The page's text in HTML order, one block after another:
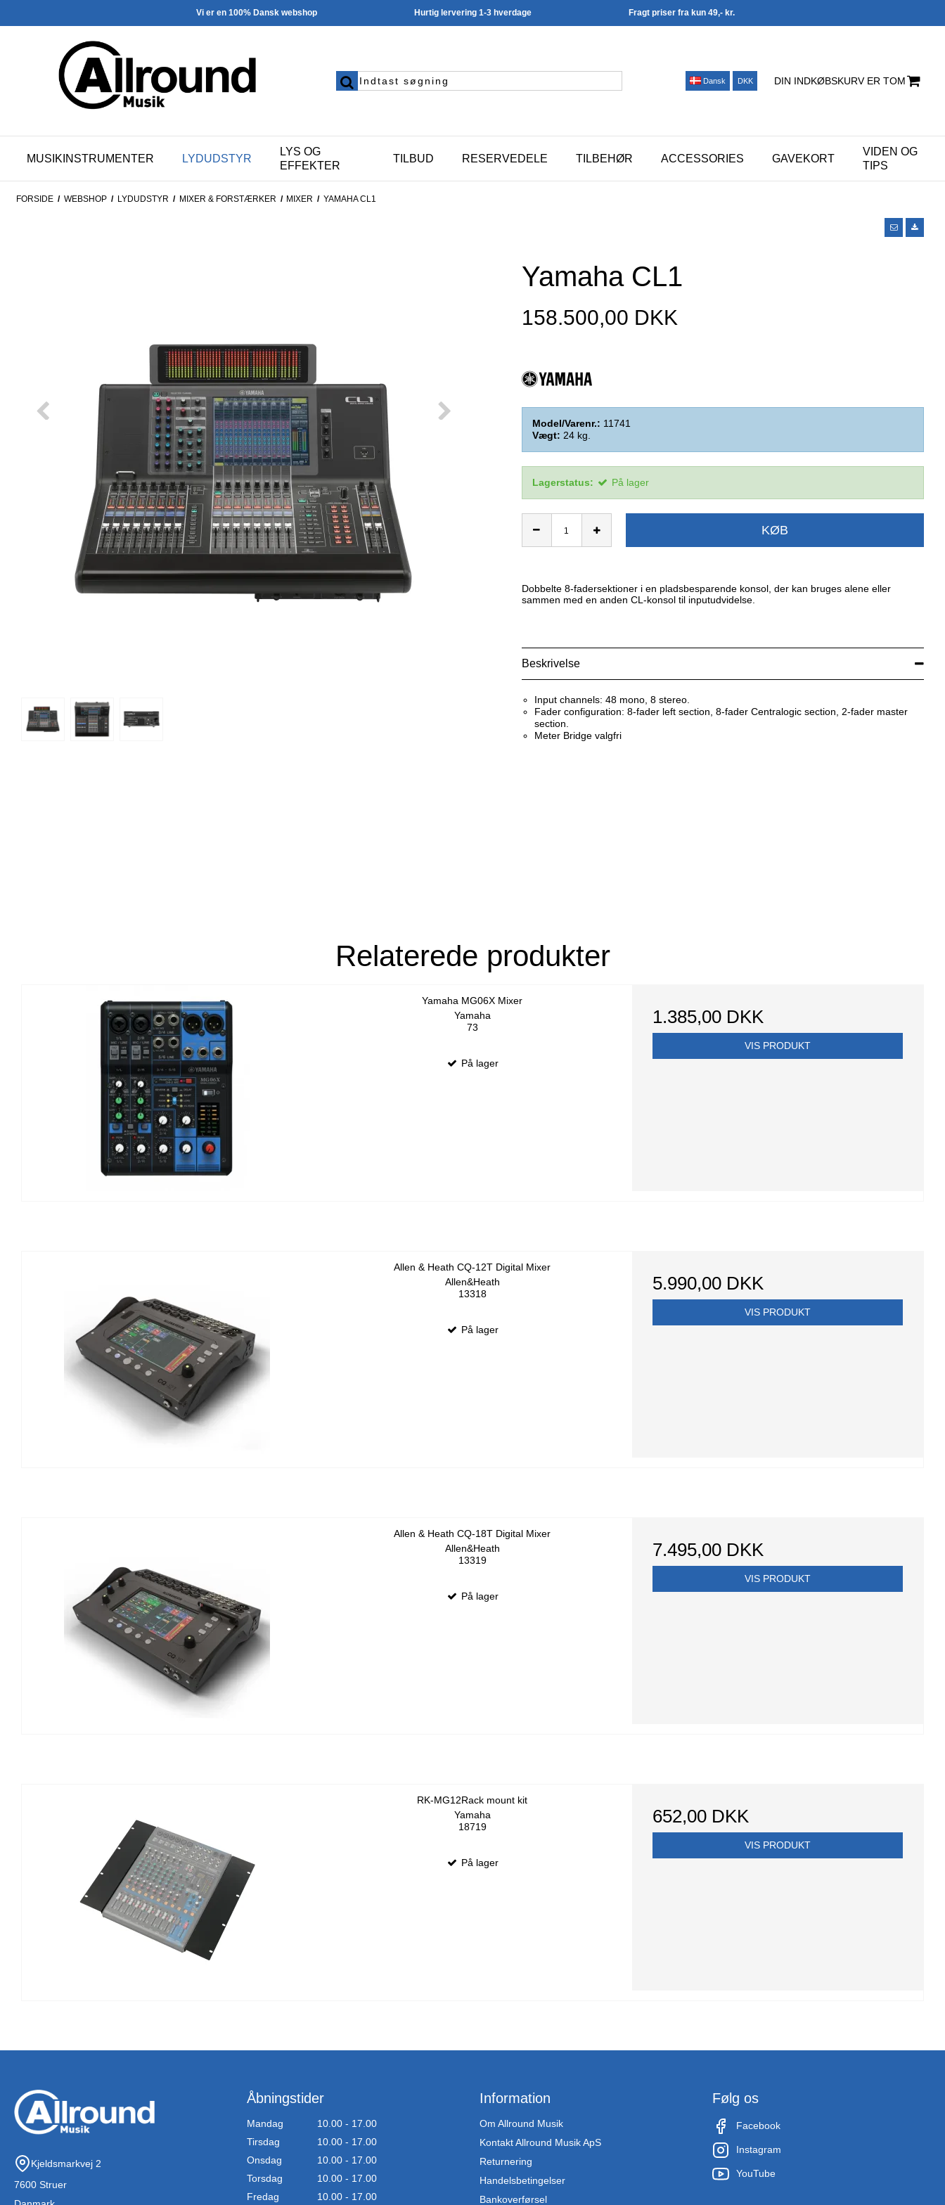
Vi er en 100% Dansk webshop Hurtig lervering 1-3 hverdage Fragt priser fra kun 49,- kr.
Dansk DKK DIN INDKØBSKURV ER TOM
MUSIKINSTRUMENTER LYDUDSTYR
LYS OG
EFFEKTER
TILBUD RESERVEDELE TILBEHØR ACCESSORIES GAVEKORT
VIDEN OG
TIPS
FORSIDE / WEBSHOP / LYDUDSTYR / MIXER & FORSTÆRKER / MIXER / YAMAHA CL1
Yamaha CL1
158.500,00 DKK
Model/Varenr.: 11741
Vægt: 24 kg.
Lagerstatus: På lager
KØB
Dobbelte 8-fadersektioner i en pladsbesparende konsol, der kan bruges alene eller
sammen med en anden CL-konsol til inputudvidelse.
Beskrivelse
Input channels: 48 mono, 8 stereo.
Fader configuration: 8-fader left section, 8-fader Centralogic section, 2-fader master
section.
Meter Bridge valgfri
Relaterede produkter
Yamaha MG06X Mixer
Yamaha
73
På lager
1.385,00 DKK
VIS PRODUKT
Allen & Heath CQ-12T Digital Mixer
Allen&Heath
13318
På lager
5.990,00 DKK
VIS PRODUKT
Allen & Heath CQ-18T Digital Mixer
Allen&Heath
13319
På lager
7.495,00 DKK
VIS PRODUKT
RK-MG12Rack mount kit
Yamaha
18719
På lager
652,00 DKK
VIS PRODUKT
Kjeldsmarkvej 2
7600 Struer
Åbningstider
Mandag
10.00 - 17.00
Tirsdag
10.00 - 17.00
Onsdag
10.00 - 17.00
Torsdag
10.00 - 17.00
Fredag
10.00 - 17.00
Information
Om Allround Musik
Kontakt Allround Musik ApS
Returnering
Handelsbetingelser
Bankoverførsel
Følg os
Facebook
Instagram
YouTube